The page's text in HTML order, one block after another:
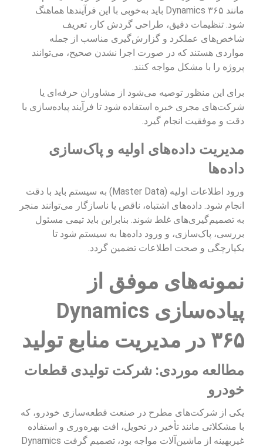
مانند Dynamics ۳۶۵ باید به‌خوبی با این فرآیندها هماهنگ
شود. تنظیمات دقیق، طراحی گردش کار، تعریف
شاخص‌های عملکرد و گزارش‌گیری مناسب از جمله
مواردی هستند که در صورت اجرا نشدن صحیح، می‌توانند
پروژه را با مشکل مواجه کنند.
برای این منظور توصیه می‌شود از مشاوران حرفه‌ای یا
شرکت‌های مجری خبره استفاده شود تا فرآیند پیاده‌سازی با
دقت و موفقیت انجام گیرد.
مدیریت داده‌های اولیه و پاک‌سازی
داده‌ها
ورود اطلاعات اولیه (Master Data) به سیستم باید با دقت
انجام شود. داده‌های اشتباه، ناقص یا ناسازگار می‌توانند منجر
به تصمیم‌گیری‌های غلط شوند. بنابراین باید تیمی مسئول
بررسی، پاک‌سازی، و ورود داده‌ها به سیستم شود تا
یکپارچگی و صحت اطلاعات تضمین گردد.
نمونه‌های موفق از
پیاده‌سازی Dynamics
۳۶۵ در مدیریت منابع تولید
مطالعه موردی: شرکت تولیدی قطعات
خودرو
یکی از شرکت‌های مطرح در صنعت قطعه‌سازی خودرو، که
با مشکلاتی مانند تأخیر در تحویل، افت بهره‌وری و استفاده
غیربهینه از ماشین‌آلات مواجه بود، تصمیم گرفت Dynamics